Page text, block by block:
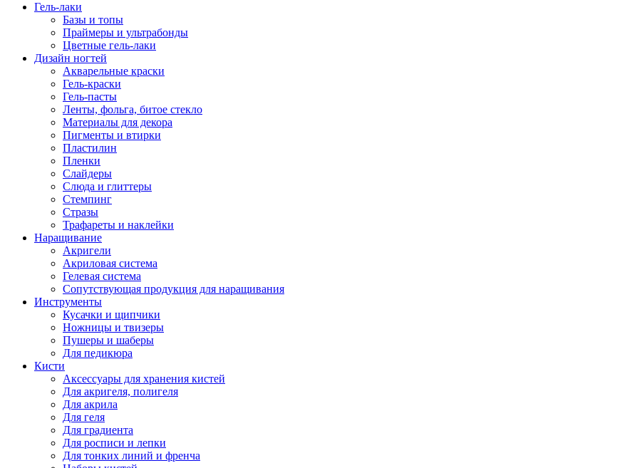
Гель-лаки
Базы и топы
Праймеры и ультрабонды
Цветные гель-лаки
Дизайн ногтей
Акварельные краски
Гель-краски
Гель-пасты
Ленты, фольга, битое стекло
Материалы для декора
Пигменты и втирки
Пластилин
Пленки
Слайдеры
Слюда и глиттеры
Стемпинг
Стразы
Трафареты и наклейки
Наращивание
Акригели
Акриловая система
Гелевая система
Сопутствующая продукция для наращивания
Инструменты
Кусачки и щипчики
Ножницы и твизеры
Пушеры и шаберы
Для педикюра
Кисти
Аксессуары для хранения кистей
Для акригеля, полигеля
Для акрила
Для геля
Для градиента
Для росписи и лепки
Для тонких линий и френча